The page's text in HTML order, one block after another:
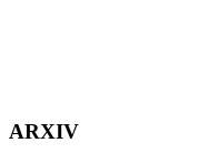
ARXIV